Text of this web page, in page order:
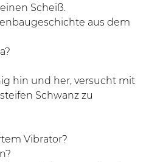
Scheiß.
aus dem
hin und her, versucht mit
Schwanz zu
Vibrator?